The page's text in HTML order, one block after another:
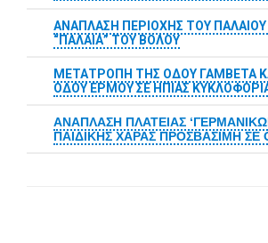
ΑΝΑΠΛΑΣΗ ΠΕΡΙΟΧΗΣ ΤΟΥ
“ΠΑΛΑΙΑ” ΤΟΥ ΒΟΛΟΥ
ΜΕΤΑΤΡΟΠΗ ΤΗΣ ΟΔΟΥ ΓΑΜΒΕΤΑ
ΟΔΟΥ ΕΡΜΟΥ ΣΕ ΗΠΙΑΣ
ΑΝΑΠΛΑΣΗ ΠΛΑΤΕΙΑΣ
ΠΑΙΔΙΚΗΣ ΧΑΡΑΣ ΠΡΟΣΒΑΣΙΜΗ ΣΕ